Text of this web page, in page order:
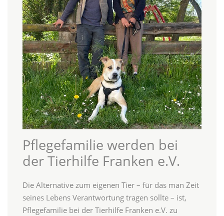
Pflegefamilie werden bei
der Tierhilfe Franken e.V.
Die Alternative zum eigenen Tier – für das man Zeit
seines Lebens Verantwortung tragen sollte – ist,
Pflegefamilie bei der Tierhilfe Franken e.V. zu